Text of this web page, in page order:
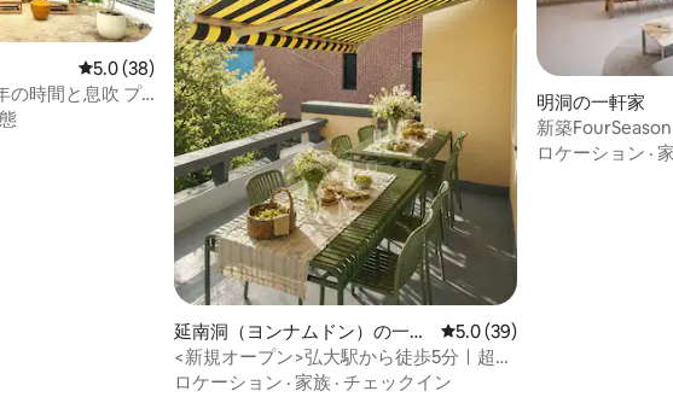
均評価
レビュー38件、5つ星中5.0つ星の平均評価
5.0 (38)
の時間と息吹 プ
な韓屋 4R4B 明
延南洞（ヨンナムドン）の一軒
家
レビュー39件、5つ星中5.0
5.0 (39)
<新規オープン>弘大駅から徒歩5分ㅣ超大
型プライベート一軒家ㅣ庭・テラスㅣ5室
ロケーション · 家族 · チェックイン
明洞の一軒家
新築
室5室、バスル
ロケーション ·